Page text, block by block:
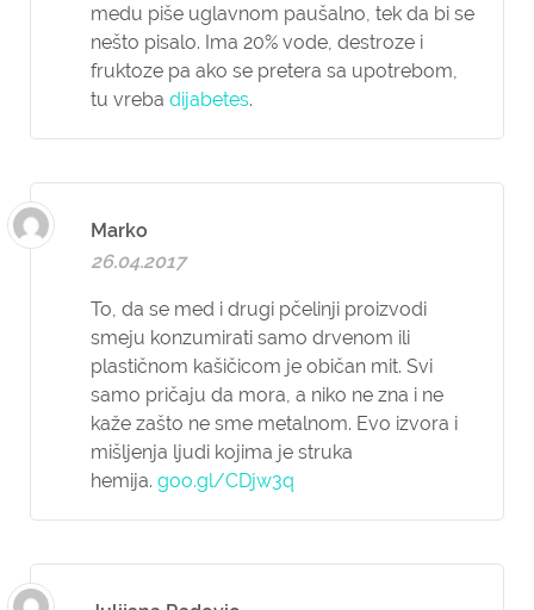
medu piše uglavnom paušalno, tek da bi se
nešto pisalo. Ima 20% vode, destroze i
fruktoze pa ako se pretera sa upotrebom,
tu vreba dijabetes.
Marko
26.04.2017
To, da se med i drugi pčelinji proizvodi
smeju konzumirati samo drvenom ili
plastičnom kašičicom je običan mit. Svi
samo pričaju da mora, a niko ne zna i ne
kaže zašto ne sme metalnom. Evo izvora i
mišljenja ljudi kojima je struka
hemija. goo.gl/CDjw3q